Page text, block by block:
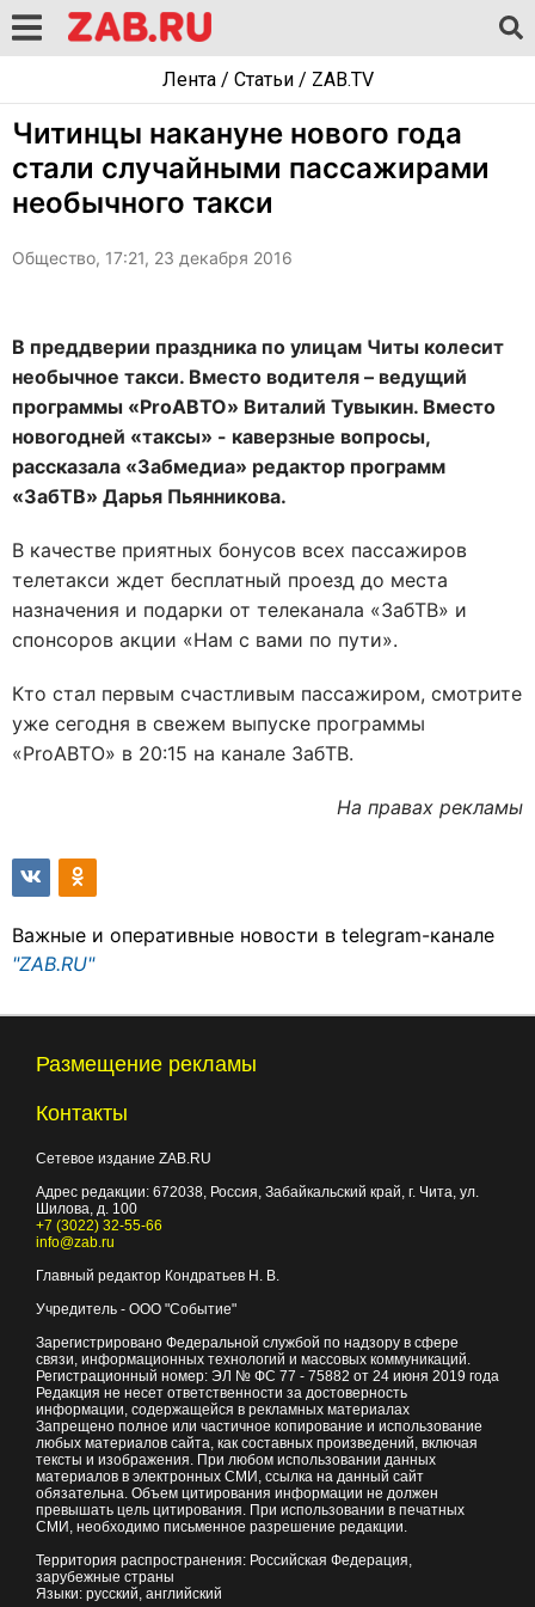
Лента/ Статьи/ ZAB.TV
Читинцы накануне нового года
стали случайными пассажирами
необычного такси
Общество, 17:21, 23 декабря 2016
В преддверии праздника по улицам Читы колесит
необычное такси. Вместо водителя – ведущий
программы «ProАВТО» Виталий Тувыкин. Вместо
новогодней «таксы» - каверзные вопросы,
рассказала «Забмедиа» редактор программ
«ЗабТВ» Дарья Пьянникова.
В качестве приятных бонусов всех пассажиров
телетакси ждет бесплатный проезд до места
назначения и подарки от телеканала «ЗабТВ» и
спонсоров акции «Нам с вами по пути».
Кто стал первым счастливым пассажиром, смотрите
уже сегодня в свежем выпуске программы
«ProАВТО» в 20:15 на канале ЗабТВ.
На правах рекламы
Важные и оперативные новости в telegram-канале
"ZAB.RU"
Размещение рекламы
Контакты
Сетевое издание ZAB.RU
Адрес редакции: 672038, Россия, Забайкальский край, г. Чита, ул.
Шилова, д. 100
+7 (3022) 32-55-66
info@zab.ru
Главный редактор Кондратьев Н. В.
Учредитель - ООО "Событие"
Зарегистрировано Федеральной службой по надзору в сфере
связи, информационных технологий и массовых коммуникаций.
Регистрационный номер: ЭЛ № ФС 77 - 75882 от 24 июня 2019 года
Редакция не несет ответственности за достоверность
информации, содержащейся в рекламных материалах
Запрещено полное или частичное копирование и использование
любых материалов сайта, как составных произведений, включая
тексты и изображения. При любом использовании данных
материалов в электронных СМИ, ссылка на данный сайт
обязательна. Объем цитирования информации не должен
превышать цель цитирования. При использовании в печатных
СМИ, необходимо письменное разрешение редакции.
Территория распространения: Российская Федерация,
зарубежные страны
Языки: русский, английский